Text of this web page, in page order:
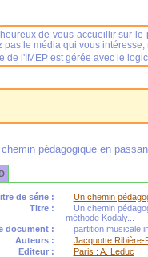
chemin pédagogique en
de série : Un chemin
Titre :
Un chemin
méthode Kodaly...
document :
partition musicale
Auteurs :
Jacquotte Ribière-
Editeur :
Paris : A. Leduc
de vous accueillir sur
pas le média qui vous
de l'IMEP est gérée avec le